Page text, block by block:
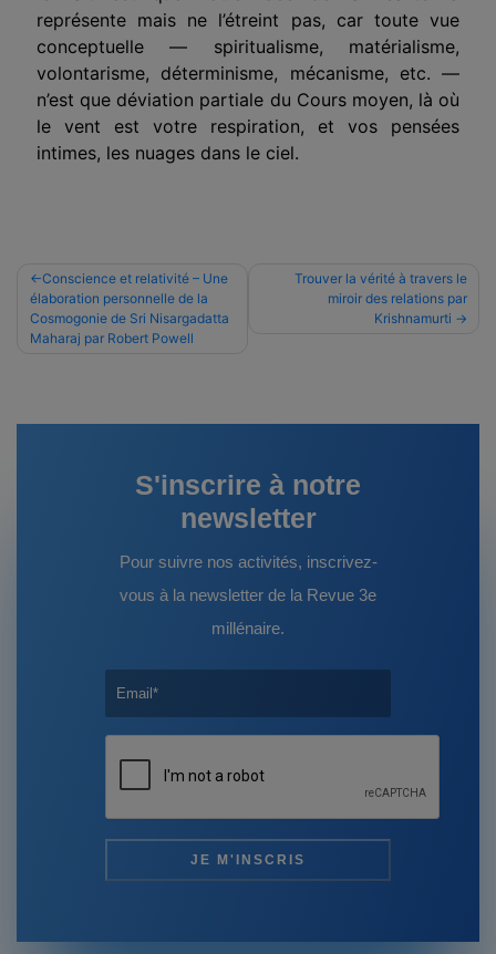
représente mais ne l’étreint pas, car toute vue
conceptuelle — spiritualisme, matérialisme,
volontarisme, déterminisme, mécanisme, etc. —
n’est que déviation partiale du Cours moyen, là où
le vent est votre respiration, et vos pensées
intimes, les nuages dans le ciel.
Navigation
de
l’article
Conscience et relativité – Une
élaboration personnelle de la
Cosmogonie de Sri Nisargadatta
Maharaj par Robert Powell
Trouver la vérité à travers le
miroir des relations par
Krishnamurti
S'inscrire à notre
newsletter
Pour suivre nos activités, inscrivez-
vous à la newsletter de la Revue 3e
millénaire.